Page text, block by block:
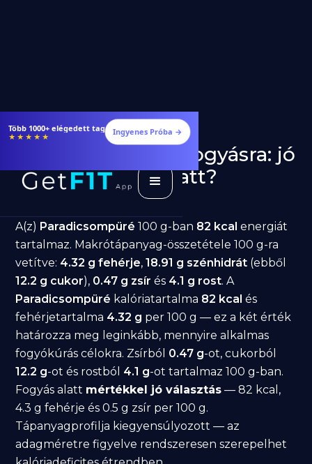
Több 1000+ elégedett tag
★★★★★ Ingyenes Próba →
Paradicsompüré fogyásra: jó
választás diéta alatt?
A(z) Paradicsompüré 100 g-ban 82 kcal energiát
tartalmaz. Makrótápanyag-összetétele 100 g-ra
vetítve: 4.32 g fehérje,18.91 g szénhidrát (ebből
12.2 g cukor), 0.47 g zsír és 4.1 g rost. A
Paradicsompüré kalóriatartalma 82 kcal és
fehérjetartalma 4.32 g per 100 g — ez a két érték
határozza meg leginkább, mennyire alkalmas
fogyókúrás célokra. Zsírból 0.47 g-ot, cukorból
12.2 g-ot és rostból 4.1 g-ot tartalmaz 100 g-ban.
Fogyás alatt mértékkel jó választás — 82 kcal,
4.3 g fehérje és 0.5 g zsír per 100 g.
Tápanyagprofilja kiegyensúlyozott — az
adagméretre figyelve rendszeresen szerepelhet